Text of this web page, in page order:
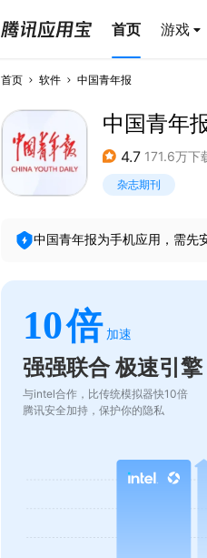
首页 游戏
首页 软件 中国青年报
中国青年
4.7 171.6万下
杂志期刊
中国青年报为手机应用，需先
10倍 加速
强强联合 极速引擎
与intel合作，比传统模拟器快10倍
腾讯安全加持，保护你的隐私